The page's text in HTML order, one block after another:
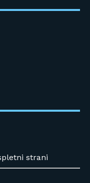
strani